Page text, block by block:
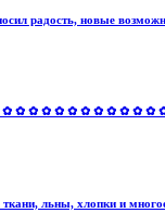
радость, новые
✿ ✿ ✿ ✿ ✿ ✿ ✿ ✿ ✿ ✿ ✿
ткани, льны,